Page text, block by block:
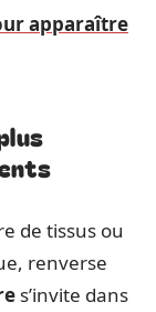
apparaître
de tissus ou
renverse
s’invite dans